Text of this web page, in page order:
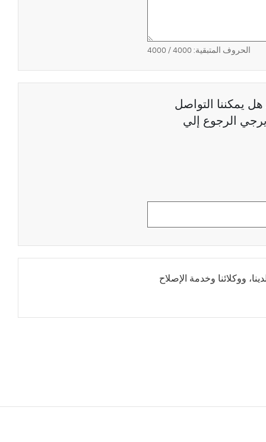
الحروف المتبقية:4000
/ 4000
يمكننا التواصل
الرجوع إلي
ووكلائنا وخدمة الإصلاح